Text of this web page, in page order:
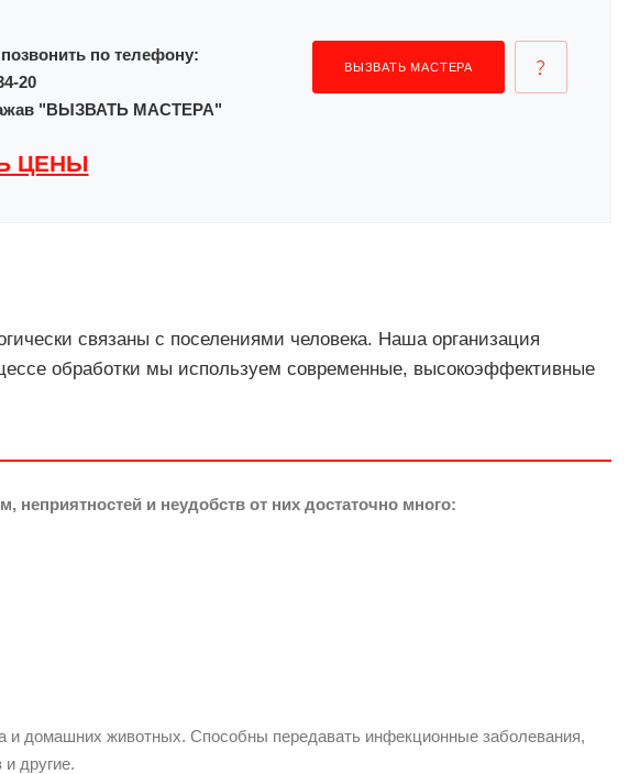
по телефону:
20
нажав "ВЫЗВАТЬ МАСТЕРА"
ЦЕНЫ
ВЫЗВАТЬ МАСТЕРА
связаны с поселениями человека. Наша организация
обработки мы используем современные, высокоэффективные
и неудобств от них достаточно много:
домашних животных. Способны передавать инфекционные заболевания,
другие.